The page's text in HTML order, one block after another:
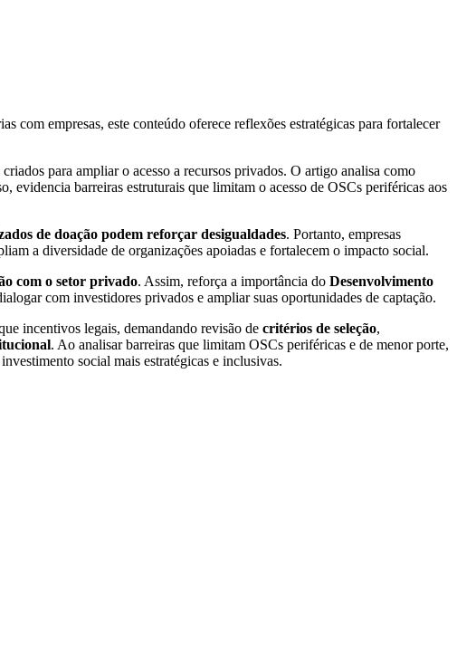
com empresas, este conteúdo oferece reflexões estratégicas para fortalecer
para ampliar o acesso a recursos privados. O artigo analisa como
evidencia barreiras estruturais que limitam o acesso de OSCs periféricas aos
de doação podem reforçar desigualdades. Portanto, empresas
a diversidade de organizações apoiadas e fortalecem o impacto social.
com o setor privado. Assim, reforça a importância do Desenvolvimento
com investidores privados e ampliar suas oportunidades de captação.
incentivos legais, demandando revisão de critérios de seleção,
. Ao analisar barreiras que limitam OSCs periféricas e de menor porte,
social mais estratégicas e inclusivas.